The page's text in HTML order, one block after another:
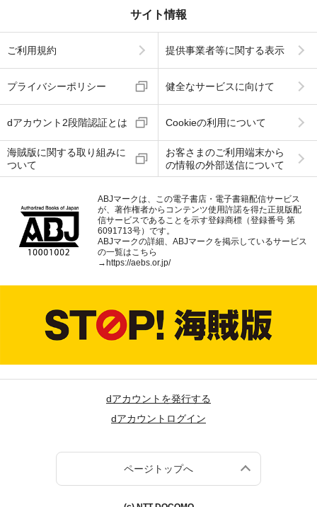
サイト情報
ご利用規約 提供事業者等に関する表示
プライバシーポリシー 健全なサービスに向けて
dアカウント2段階認証とは Cookieの利用について
海賊版に関する取り組みに
ついて
お客さまのご利用端末から
の情報の外部送信について
ABJマークは、この電子書店・電子書籍配信サービス
が、著作権者からコンテンツ使用許諾を得た正規版配
信サービスであることを示す登録商標（登録番号 第
6091713号）です。
ABJマークの詳細、ABJマークを掲示しているサービス
の一覧はこちら
→https://aebs.or.jp/
dアカウントを発行する
dアカウントログイン
ページトップへ